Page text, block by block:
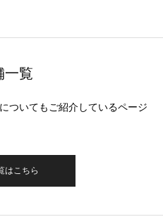
一覧
ついてもご紹介しているページ
はこちら